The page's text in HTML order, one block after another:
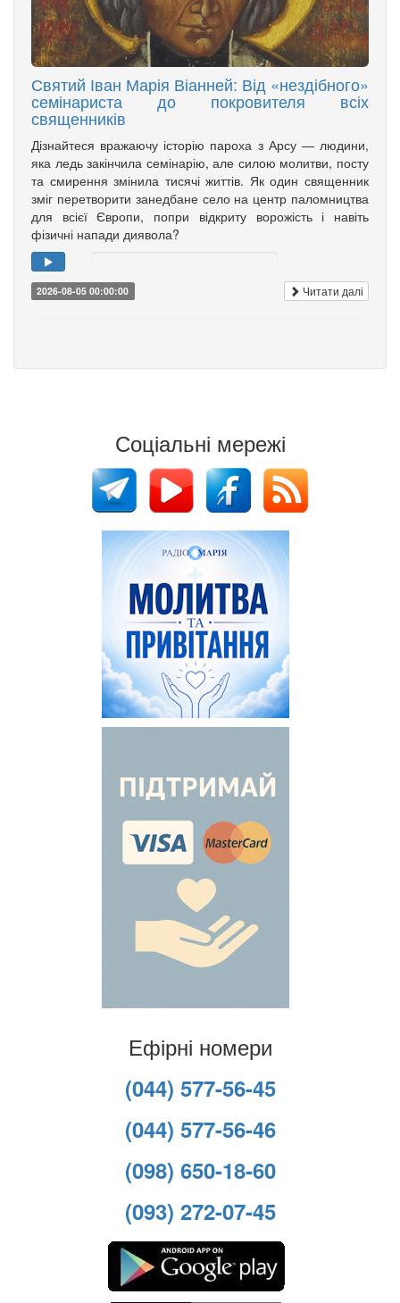
Святий Іван Марія Віанней: Від «нездібного»
семінариста до покровителя всіх
священників
Дізнайтеся вражаючу історію пароха з Арсу — людини,
яка ледь закінчила семінарію, але силою молитви, посту
та смирення змінила тисячі життів. Як один священник
зміг перетворити занедбане село на центр паломництва
для всієї Європи, попри відкриту ворожість і навіть
фізичні напади диявола?
2026-08-05 00:00:00 Читати далі
Соціальні мережі
Ефірні номери
(044) 577-56-45
(044) 577-56-46
(098) 650-18-60
(093) 272-07-45